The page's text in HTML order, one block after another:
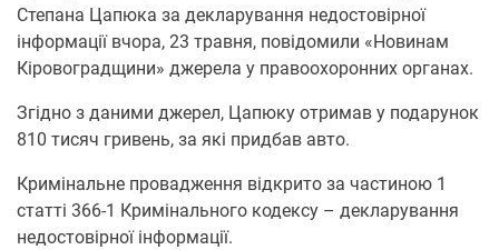
Степана Цапюка за декларування недостовірної
інформації вчора, 23 травня, повідомили «Новинам
Кіровоградщини» джерела у правоохоронних органах.
Згідно з даними джерел, Цапюку отримав у подарунок
810 тисяч гривень, за які придбав авто.
Кримінальне провадження відкрито за частиною 1
статті 366-1 Кримінального кодексу – декларування
недостовірної інформації.